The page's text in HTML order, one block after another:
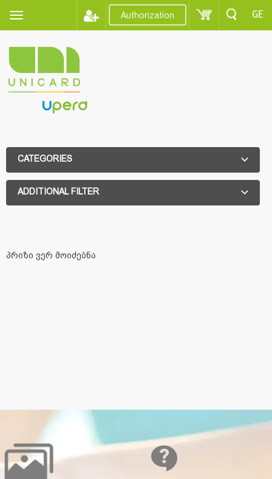
Authorization GE
CATEGORIES
ADDITIONAL FILTER
პრიზი ვერ მოიძებნა